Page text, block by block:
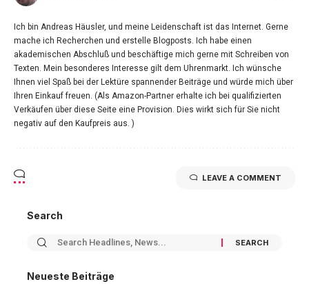
Ich bin Andreas Häusler, und meine Leidenschaft ist das Internet. Gerne
mache ich Recherchen und erstelle Blogposts. Ich habe einen
akademischen Abschluß und beschäftige mich gerne mit Schreiben von
Texten. Mein besonderes Interesse gilt dem Uhrenmarkt. Ich wünsche
Ihnen viel Spaß bei der Lektüre spannender Beiträge und würde mich über
Ihren Einkauf freuen. (Als Amazon-Partner erhalte ich bei qualifizierten
Verkäufen über diese Seite eine Provision. Dies wirkt sich für Sie nicht
negativ auf den Kaufpreis aus. )
LEAVE A COMMENT
Search
Neueste Beiträge